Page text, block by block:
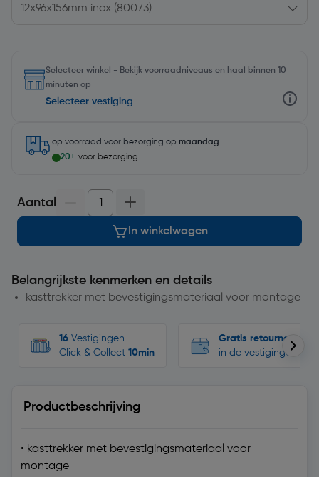
Selecteer winkel - Bekijk voorraadniveaus en haal binnen 10
minuten op
Selecteer vestiging
op voorraad voor bezorging op maandag
20+ voor bezorging
Aantal
In winkelwagen
Belangrijkste kenmerken en details
kasttrekker met bevestigingsmateriaal voor montage
16 Vestigingen
Click & Collect 10min
Gratis retourneren
in de vestigingen
Productbeschrijving
• kasttrekker met bevestigingsmateriaal voor
montage